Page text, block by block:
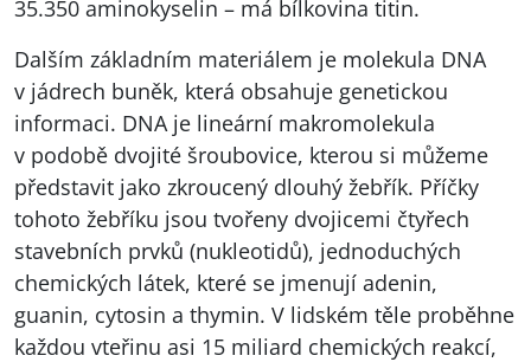
35.350 aminokyselin – má bílkovina titin.
Dalším základním materiálem je molekula DNA
v jádrech buněk, která obsahuje genetickou
informaci. DNAje lineární makromolekula
v podobě dvojité šroubovice, kterou si můžeme
představit jako zkroucený dlouhý žebřík. Příčky
tohoto žebříku jsou tvořeny dvojicemi čtyřech
stavebních prvků (nukleotidů), jednoduchých
chemických látek, které se jmenují adenin,
guanin, cytosin a thymin. V lidském těle proběhne
každou vteřinu asi 15 miliard chemických reakcí,